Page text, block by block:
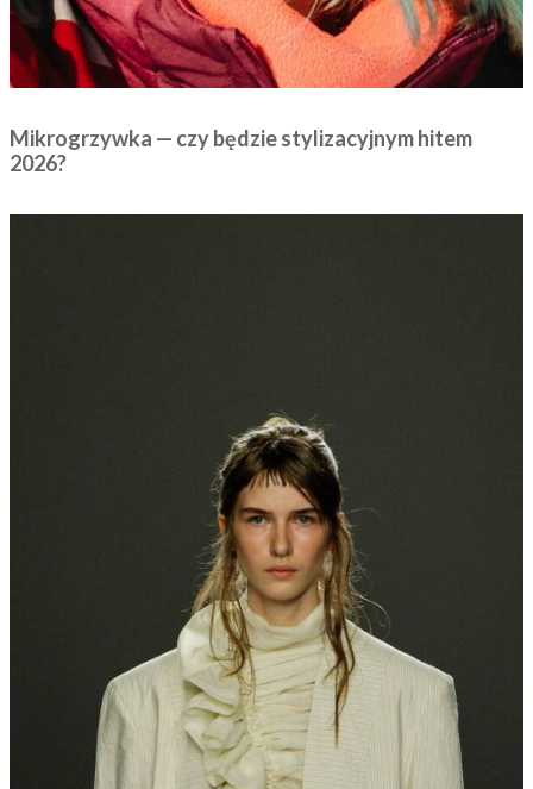
Mikrogrzywka — czy będzie stylizacyjnym hitem
2026?